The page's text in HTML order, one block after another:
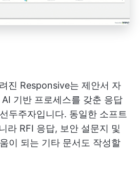
진 Responsive는 제안서 자
기반 프로세스를 갖춘 응답
두주자입니다. 동일한 소프트
라 RFI 응답, 보안 설문지 및
이 되는 기타 문서도 작성할